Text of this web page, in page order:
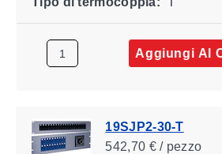
Aggiungi Al
19SJP2-30-T
542,70 € / pezzo